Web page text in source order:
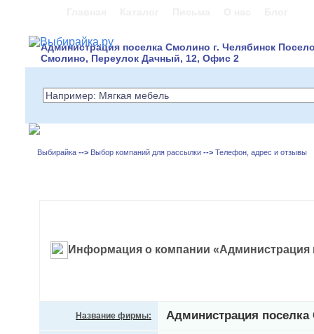
Администрация поселка Смолино г. Челябинск
Смолино, Переулок Дачный, 12, Офис 2
Выбирайка --> Выбор компаний для рассылки --> Телефон, адрес и отзывы
Информация о компании «Администрация
Название фирмы: Администрация